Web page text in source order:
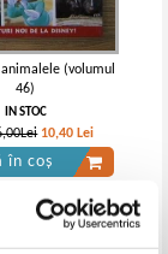
(volumul
46)
IN STOC
10,40 Lei
în coș
-30%